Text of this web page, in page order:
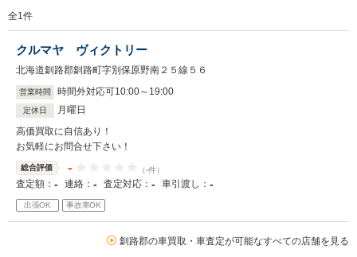
全1件
クルマヤ ヴィクトリー
北海道釧路郡釧路町字別保原野南２５線５６
営業時間 時間外対応可10:00～ 19:00
定休日
月曜日
高価買取に自信あり！
お気軽にお問合せ下さい！
総合評価 - （-件）
査定額： - 連絡： - 査定対応： - 車引渡し： -
出張OK 事故車OK
釧路郡の車買取・車査定が可能なすべての店舗を見る